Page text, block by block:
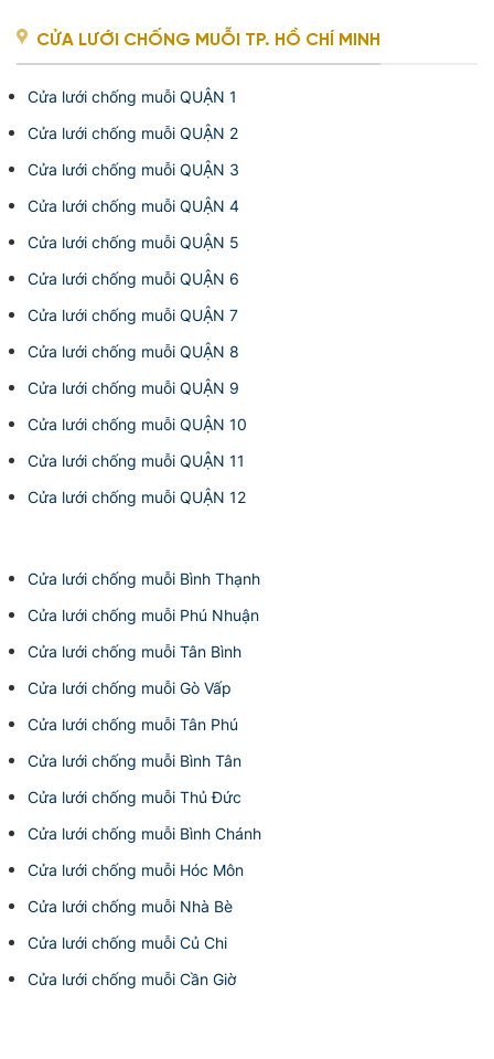
CỬA LƯỚI CHỐNG MUỖI TP. HỒ CHÍ MINH
Cửa lưới chống muỗi QUẬN 1
Cửa lưới chống muỗi QUẬN 2
Cửa lưới chống muỗi QUẬN 3
Cửa lưới chống muỗi QUẬN 4
Cửa lưới chống muỗi QUẬN 5
Cửa lưới chống muỗi QUẬN 6
Cửa lưới chống muỗi QUẬN 7
Cửa lưới chống muỗi QUẬN 8
Cửa lưới chống muỗi QUẬN 9
Cửa lưới chống muỗi QUẬN 10
Cửa lưới chống muỗi QUẬN 11
Cửa lưới chống muỗi QUẬN 12
Cửa lưới chống muỗi Bình Thạnh
Cửa lưới chống muỗi Phú Nhuận
Cửa lưới chống muỗi Tân Bình
Cửa lưới chống muỗi Gò Vấp
Cửa lưới chống muỗi Tân Phú
Cửa lưới chống muỗi Bình Tân
Cửa lưới chống muỗi Thủ Đức
Cửa lưới chống muỗi Bình Chánh
Cửa lưới chống muỗi Hóc Môn
Cửa lưới chống muỗi Nhà Bè
Cửa lưới chống muỗi Củ Chi
Cửa lưới chống muỗi Cần Giờ